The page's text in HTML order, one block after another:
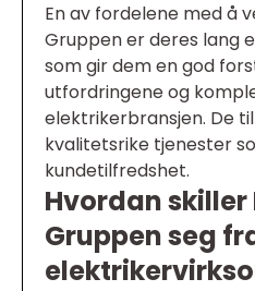
En av fordelene med å
Gruppen er deres lang
som gir dem en god
utfordringene og
elektrikerbransjen. De
kvalitetsrike tjenester
kundetilfredshet.
Hvordan skiller
Gruppen seg